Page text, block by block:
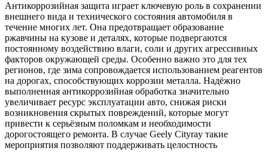
Антикоррозийная защита играет ключевую роль в сохранении
внешнего вида и технического состояния автомобиля в
течение многих лет. Она предотвращает образование
ржавчины на кузове и деталях, которые подвергаются
постоянному воздействию влаги, соли и других агрессивных
факторов окружающей среды. Особенно важно это для тех
регионов, где зима сопровождается использованием реагентов
на дорогах, способствующих коррозии металла. Надёжно
выполненная антикоррозийная обработка значительно
увеличивает ресурс эксплуатации авто, снижая риски
возникновения скрытых повреждений, которые могут
привести к серьёзным поломкам и необходимости
дорогостоящего ремонта. В случае Geely Cityray такие
мероприятия позволяют поддерживать целостность